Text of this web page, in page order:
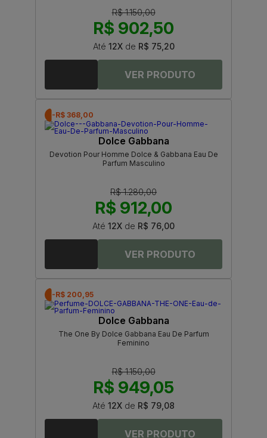
R$ 1.150,00
R$ 902,50
Até 12Xde R$ 75,20
-R$ 368,00
Dolce Gabbana
Devotion Pour Homme Dolce & Gabbana Eau De
Parfum Masculino
R$ 1.280,00
R$ 912,00
Até 12X de R$ 76,00
-R$ 200,95
Dolce Gabbana
The One By Dolce Gabbana Eau De Parfum
Feminino
R$ 1.150,00
R$ 949,05
Até 12X de R$ 79,08